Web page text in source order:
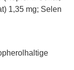
1,35 mg; Selen